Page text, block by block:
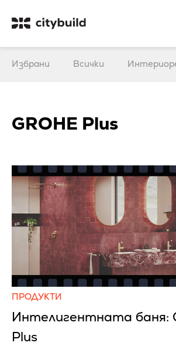
Избрани Всички
GROHE Plus
ПРОДУКТИ
Интелигентната баня:
Plus